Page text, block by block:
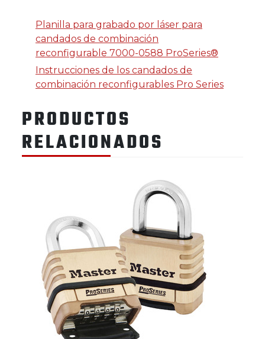
Planilla para grabado por láser para
candados de combinación
reconfigurable 7000-0588 ProSeries®
Instrucciones de los candados de
combinación reconfigurables Pro Series
PRODUCTOS
RELACIONADOS